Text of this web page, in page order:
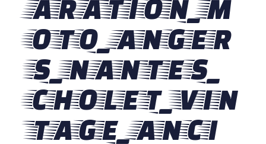
ARATION_M
OTO_ANGER
S_NANTES_
CHOLET_VIN
TAGE_ANCI